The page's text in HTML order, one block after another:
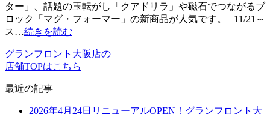
ター」、話題の玉転がし「クアドリラ」や磁石でつながるブ
ロック「マグ・フォーマー」の新商品が人気です。 11/21～
ス…続きを読む
グランフロント大阪店の
店舗TOPはこちら
最近の記事
2026年4月24日リニューアルOPEN！グランフロント大